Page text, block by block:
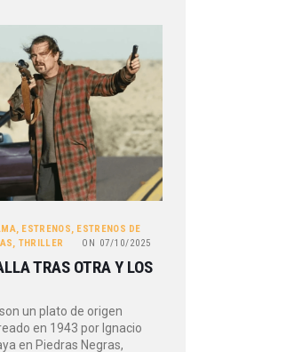
ESTRENOS
ESTRENOS DE
THRILLER ON 07/10/2025
TRAS OTRA Y LOS
un plato de origen
en 1943 por Ignacio
en Piedras Negras,